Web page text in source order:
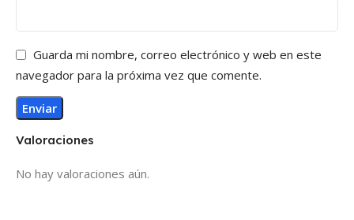
Valoraciones
No hay valoraciones aún.
Guarda mi nombre, correo electrónico y web en este
navegador para la próxima vez que comente.